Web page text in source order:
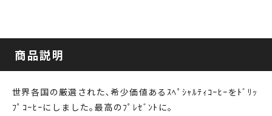
商品説明
世界各国の厳選された､希少価値あるｽﾍﾟｼｬﾙﾃｨｺｰﾋｰをﾄﾞﾘｯ
ﾌﾟｺｰﾋｰにしました｡最高のﾌﾟﾚｾﾞﾝﾄに｡